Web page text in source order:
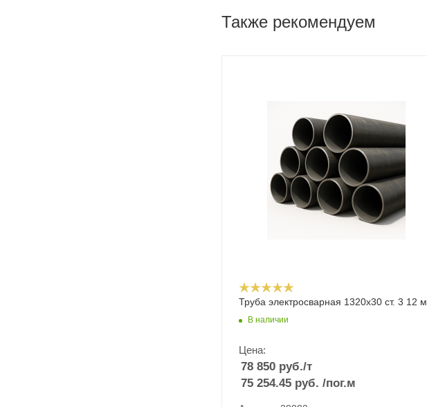
Также рекомендуем
Труба электросварная 1320х30 ст. 3 12 м
В наличии
Цена:
78 850 руб./т
75 254.45 руб. /пог.м